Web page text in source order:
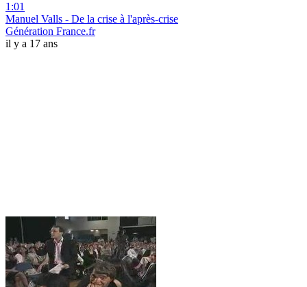
1:01
Manuel Valls - De la crise à l'après-crise
Génération France.fr
il y a 17 ans